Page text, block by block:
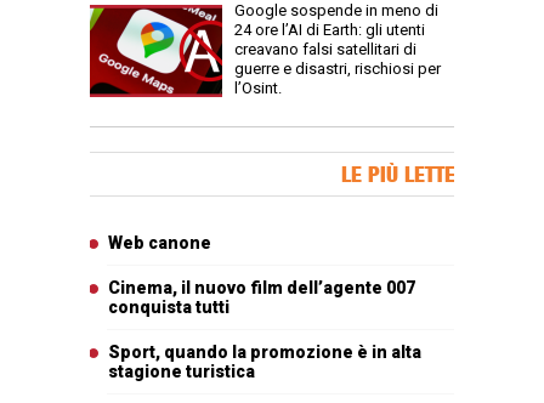
Google sospende in meno di
24 ore l’AI di Earth: gli utenti
creavano falsi satellitari di
guerre e disastri, rischiosi per
l’Osint.
LE PIÙ LETTE
Web canone
Cinema, il nuovo film dell’agente 007
conquista tutti
Sport, quando la promozione è in alta
stagione turistica